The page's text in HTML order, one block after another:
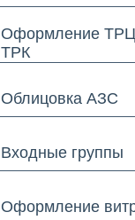
Оформление
ТРК
Облицовка АЗС
Входные группы
Оформление